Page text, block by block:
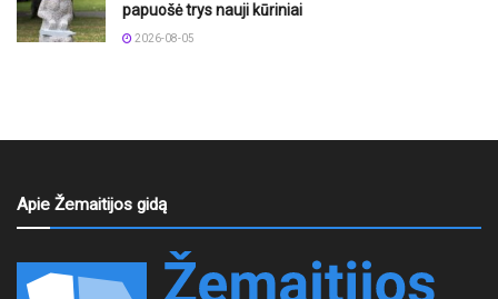
papuošė trys nauji kūriniai
2026-08-05
Apie Žemaitijos gidą